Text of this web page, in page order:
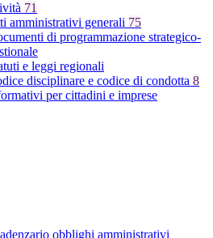
71
amministrativi generali 75
di programmazione strategico-
e leggi regionali
disciplinare e codice di condotta 8
per cittadini e imprese
obblighi amministrativi